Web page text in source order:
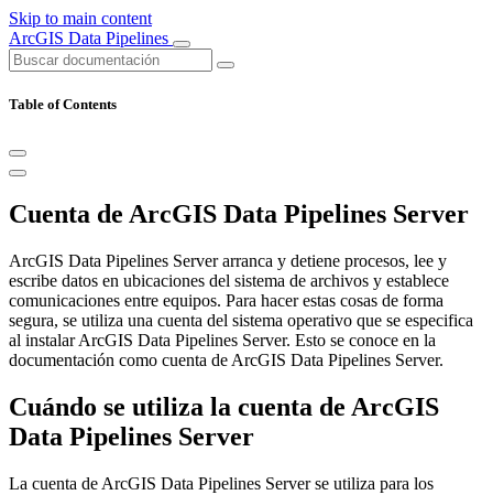
Skip to main content
ArcGIS Data Pipelines
Table of Contents
Cuenta de ArcGIS Data Pipelines Server
ArcGIS Data Pipelines Server arranca y detiene procesos, lee y
escribe datos en ubicaciones del sistema de archivos y establece
comunicaciones entre equipos. Para hacer estas cosas de forma
segura, se utiliza una cuenta del sistema operativo que se especifica
al instalar ArcGIS Data Pipelines Server. Esto se conoce en la
documentación como cuenta de ArcGIS Data Pipelines Server.
Cuándo se utiliza la cuenta de ArcGIS
Data Pipelines Server
La cuenta de ArcGIS Data Pipelines Server se utiliza para los